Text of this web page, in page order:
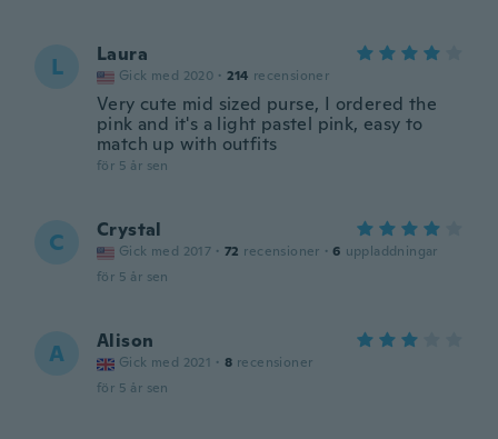
L Laura
Gick med 2020 · 214 recensioner
Very cute mid sized purse, I ordered the
pink and it's a light pastel pink, easy to
match up with outfits
för 5 år sen
C Crystal
Gick med 2017 · 72 recensioner · 6 uppladdningar
för 5 år sen
A Alison
Gick med 2021 · 8 recensioner
för 5 år sen